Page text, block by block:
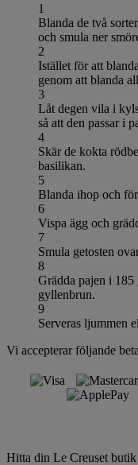
1
Blanda de två
och smula ner
2
Istället för att
genom att blanda
3
Låt degen vila i
så att den passar i
4
Skär de kokta
basilikan.
5
Blanda ihop och
6
Vispa ägg och
7
Smula getosten
8
Grädda pajen i
gyllenbrun.
9
Serveras ljummen
Vi accepterar följande
Hitta din Le Creuset butik